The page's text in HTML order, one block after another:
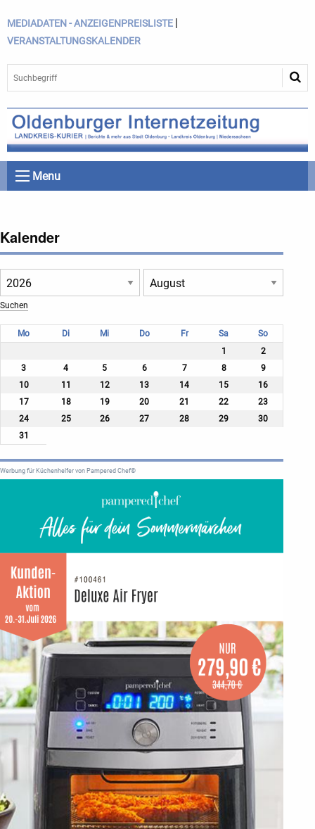
MEDIADATEN - ANZEIGENPREISLISTE |
VERANSTALTUNGSKALENDER
Menu
Kalender
Mo Di Mi Do Fr Sa
So
1
2
3
4 5 6 7 8
9
10
11 12 13 14 15
16
17
18 19 20 21 22
23
24
25 26 27 28 29
30
31
Werbung für Küchenhelfer von Pampered Chef®